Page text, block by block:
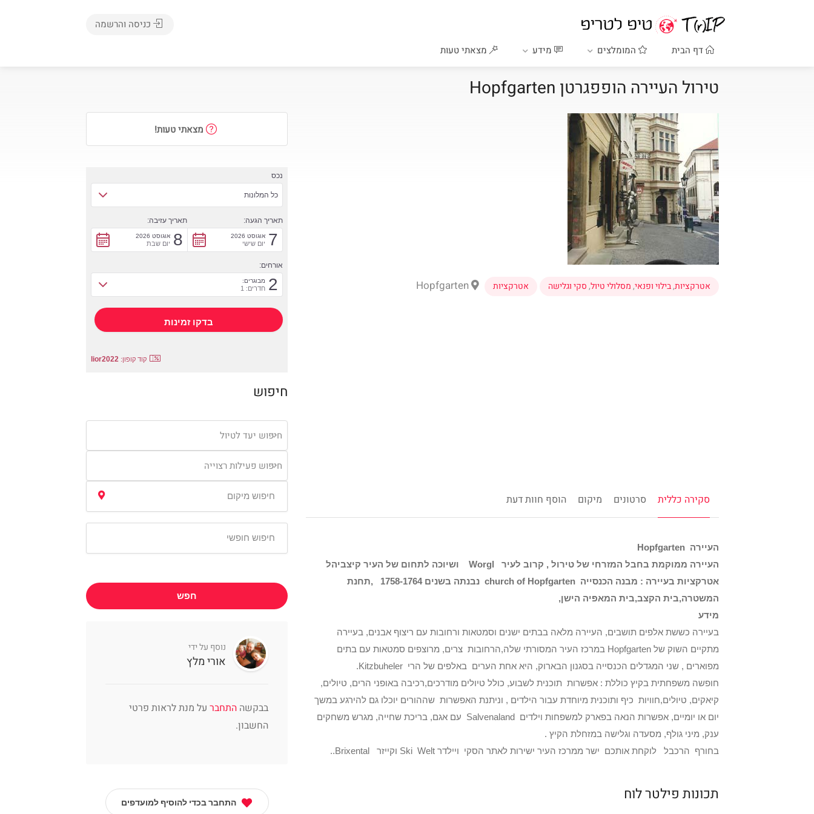
דף הבית המומלצים מידע מצאתי טעות
כניסה והרשמה
טירול העיירה הופפגרטן Hopfgarten
אטרקציות,בילוי ופנאי,מסלולי טיול,סקי וגלישה אטרקציות
סקירה כללית סרטונים מיקום הוסף חוות דעת
העיירה Hopfgarten
העיירה ממוקמת בחבל המזרחי של טירול , קרוב לעיר
Worgl
ושיוכה לתחום של העיר קיצביהל
אטרקציות בעיירה : מבנה הכנסייה church of Hopfgarten
נבנתה בשנים 1758-1764 ,תחנת
המשטרה,בית הקצב,בית המאפיה הישן,
מידע
בעיירה כששת אלפים תושבים, העיירה מלאה בבתים ישנים וסמטאות ורחובות עם ריצוף אבנים, בעיירה
מתקיים השוק של Hopfgarten במרכז העיר המסורתי שלה,הרחובות צרים, מרוצפים סמטאות עם בתים
מפוארים , שני המגדלים הכנסייה בסגנון הבארוק, היא אחת הערים באלפים של הרי Kitzbuheler.
חופשה משפחתית בקיץ כוללת : אפשרות תוכנית לשבוע, כולל טיולים מודרכים,רכיבה באופני הרים, טיולים,
קיאקים, טיולים,חוויות כיף ותוכנית מיוחדת עבור הילדים , וניתנת האפשרות שההורים יוכלו גם להירגע במשך
יום או יומיים, אפשרות הנאה בפארק למשפחות וילדים Salvenaland עם אגם, בריכת שחייה, מגרש משחקים
ענק, מיני גולף, מסעדה וגלישה במזחלת הקיץ .
בחורף הרכבל לוקחת אותכם ישר ממרכז העיר ישירות לאתר הסקי ויילדר Ski Welt וקייזר Brixental..
תכונות פילטר לוח
מצאתי טעות!
נכס
כל המלונות
תאריך הגעה:
7 אוגוסט 2026
יום שישי
תאריך עזיבה:
8 אוגוסט 2026
יום שבת
אורחים:
2 מבוגרים:
חדרים: 1
קוד קופון: lior2022
חיפוש
חיפוש יעד לטיול
חיפוש פעילות רצוייה
חפש
נוסף על ידי
אורי מלץ
בבקשה התחבר על מנת לראות פרטי
החשבון.
התחבר בכדי להוסיף למועדפים